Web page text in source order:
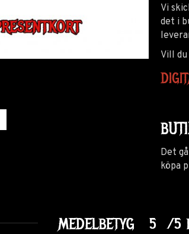
Vi
det i
Vill
Det
köpa
MEDELBETYG 5 /5